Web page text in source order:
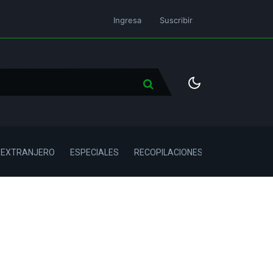
Ingresa Suscribir
ESPECIALES RECOPILACIONES